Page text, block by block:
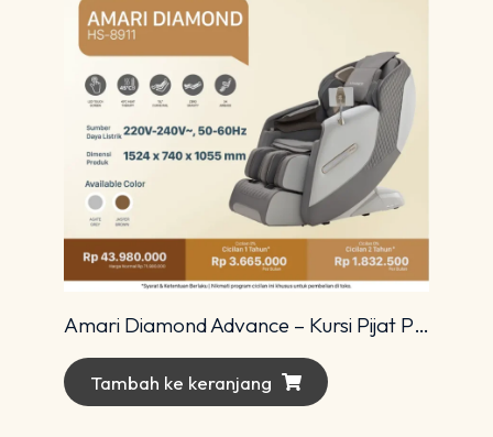
Amari Diamond Advance – Kursi Pijat Premium dengan Teknologi 4D Modern
Tambah ke keranjang